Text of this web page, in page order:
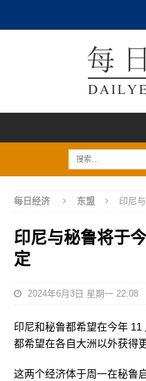
每日经济 东盟 印尼
印尼与秘鲁将于
定
2024年6月3日 星期一 22:08
印尼和秘鲁都希望在今年
都希望在各自大洲以外获得
这两个经济体于周一在秘鲁